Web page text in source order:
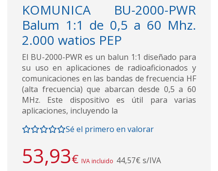
KOMUNICA BU-2000-PWR
Balum 1:1 de 0,5 a 60 Mhz.
2.000 watios PEP
El BU-2000-PWR es un balun 1:1 diseñado para
su uso en aplicaciones de radioaficionados y
comunicaciones en las bandas de frecuencia HF
(alta frecuencia) que abarcan desde 0,5 a 60
MHz. Este dispositivo es útil para varias
aplicaciones, incluyendo la
Sé el primero en valorar
53,93€ IVA incluido 44,57€ s/IVA